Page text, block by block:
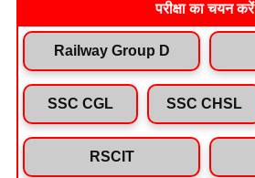
परीक्षा का चयन करें
Railway Group D
SSC CGL SSC CHSL
RSCIT